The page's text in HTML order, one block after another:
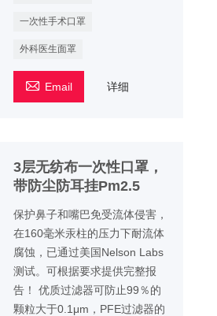
一次性手术口罩
外科医生面罩
 Email 详细
3层无纺布一次性口罩，
带防尘防耳挂Pm2.5
保护鼻子和嘴巴免受流体侵害，
在160毫米汞柱的压力下耐流体
腐蚀，已通过美国Nelson Labs
测试。可根据要求提供完整报
告！ 优质过滤器可防止99％的
颗粒大于0.1μm，PFE过滤器的